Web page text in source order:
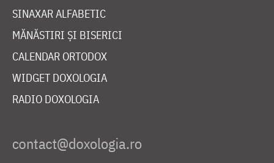
SINAXAR ALFABETIC
MĂNĂSTIRI ȘI BISERICI
CALENDAR ORTODOX
WIDGET DOXOLOGIA
RADIO DOXOLOGIA